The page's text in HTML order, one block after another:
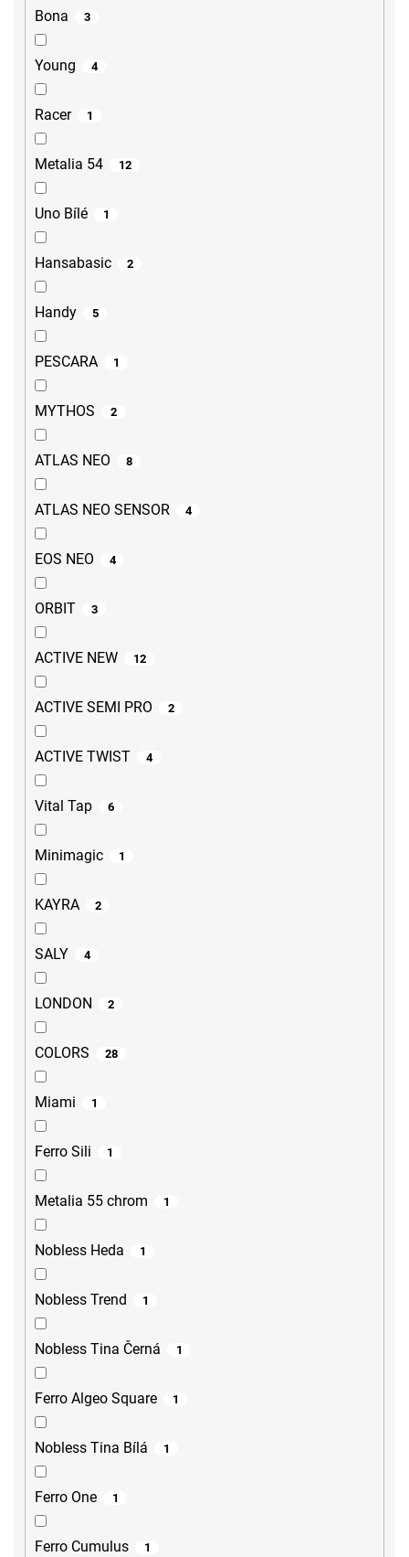
Bona 3
Young 4
Racer 1
Metalia 54 12
Uno Bílé 1
Hansabasic 2
Handy 5
PESCARA 1
MYTHOS 2
ATLAS NEO 8
ATLAS NEO SENSOR 4
EOS NEO 4
ORBIT 3
ACTIVE NEW 12
ACTIVE SEMI PRO 2
ACTIVE TWIST 4
Vital Tap 6
Minimagic 1
KAYRA 2
SALY 4
LONDON 2
COLORS 28
Miami 1
Ferro Sili 1
Metalia 55 chrom 1
Nobless Heda 1
Nobless Trend 1
Nobless Tina Černá 1
Ferro Algeo Square 1
Nobless Tina Bílá 1
Ferro One 1
Ferro Cumulus 1